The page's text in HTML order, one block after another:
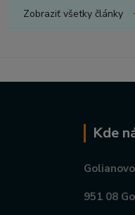
Zobraziť všetky články
Kde
951 08